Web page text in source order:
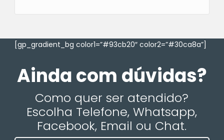
[gp_gradient_bg color1=”#93cb20″ color2=”#30ca8a”]
Ainda com dúvidas?
Como quer ser atendido?
Escolha Telefone, Whatsapp,
Facebook, Email ou Chat.